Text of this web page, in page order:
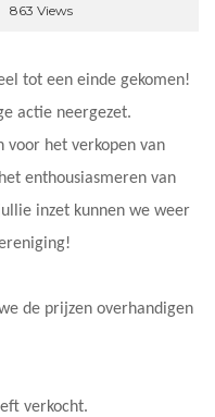
863 Views
tot een einde gekomen!
actie neergezet.
voor het verkopen van
enthousiasmeren van
inzet kunnen we weer
de prijzen overhandigen
verkocht.